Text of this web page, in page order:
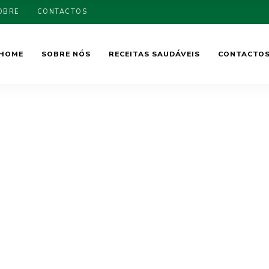
CONTACTOS
SOBRE NÓS RECEITAS SAUDÁVEIS